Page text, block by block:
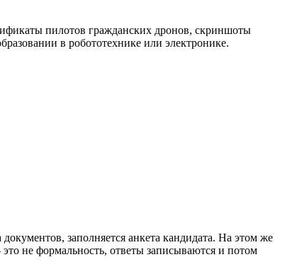
пилотов гражданских дронов, скриншоты
в робототехнике или электронике.
заполняется анкета кандидата. На этом же
не формальность, ответы записываются и потом